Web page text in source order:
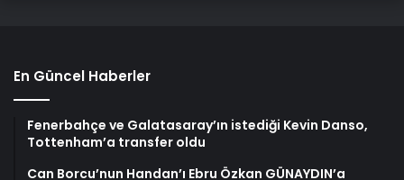
En Güncel Haberler
Fenerbahçe ve Galatasaray’ın istediği Kevin Danso,
Tottenham’a transfer oldu
Can Borcu’nun Handan’ı Ebru Özkan GÜNAYDIN’a